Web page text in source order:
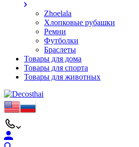
Zhoelala
Хлопковые рубашки
Ремни
Футболки
Браслеты
Товары для дома
Товары для спорта
Товары для животных